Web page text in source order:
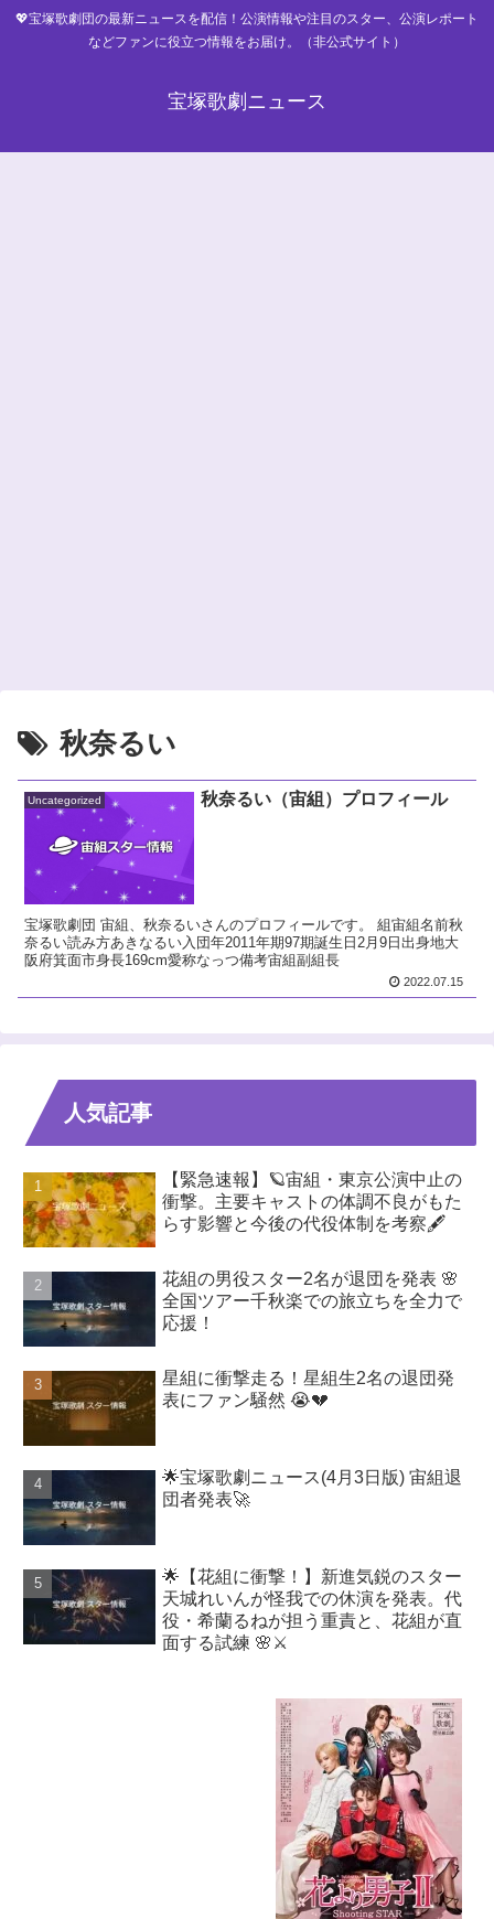
💖宝塚歌劇団の最新ニュースを配信！公演情報や注目のスター、公演レポート
などファンに役立つ情報をお届け。（非公式サイト）
宝塚歌劇ニュース
秋奈るい
Uncategorized 秋奈るい（宙組）プロフィール
宝塚歌劇団 宙組、秋奈るいさんのプロフィールです。 組宙組名前秋
奈るい読み方あきなるい入団年2011年期97期誕生日2月9日出身地大
阪府箕面市身長169cm愛称なっつ備考宙組副組長
2022.07.15
人気記事
【緊急速報】🪐宙組・東京公演中止の
衝撃。主要キャストの体調不良がもた
らす影響と今後の代役体制を考察🖋️
花組の男役スター2名が退団を発表 🌸
全国ツアー千秋楽での旅立ちを全力で
応援！
星組に衝撃走る！星組生2名の退団発
表にファン騒然 😭💔
🌟宝塚歌劇ニュース(4月3日版) 宙組退
団者発表🚀
🌟【花組に衝撃！】新進気鋭のスター
天城れいんが怪我での休演を発表。代
役・希蘭るねが担う重責と、花組が直
面する試練 🌸⚔️